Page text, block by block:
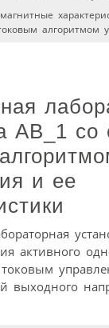
алгоритмом
АВ_1 со
и ее
активного
выходного